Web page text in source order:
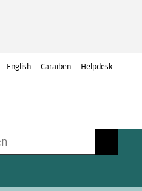
English Caraïben Helpdesk